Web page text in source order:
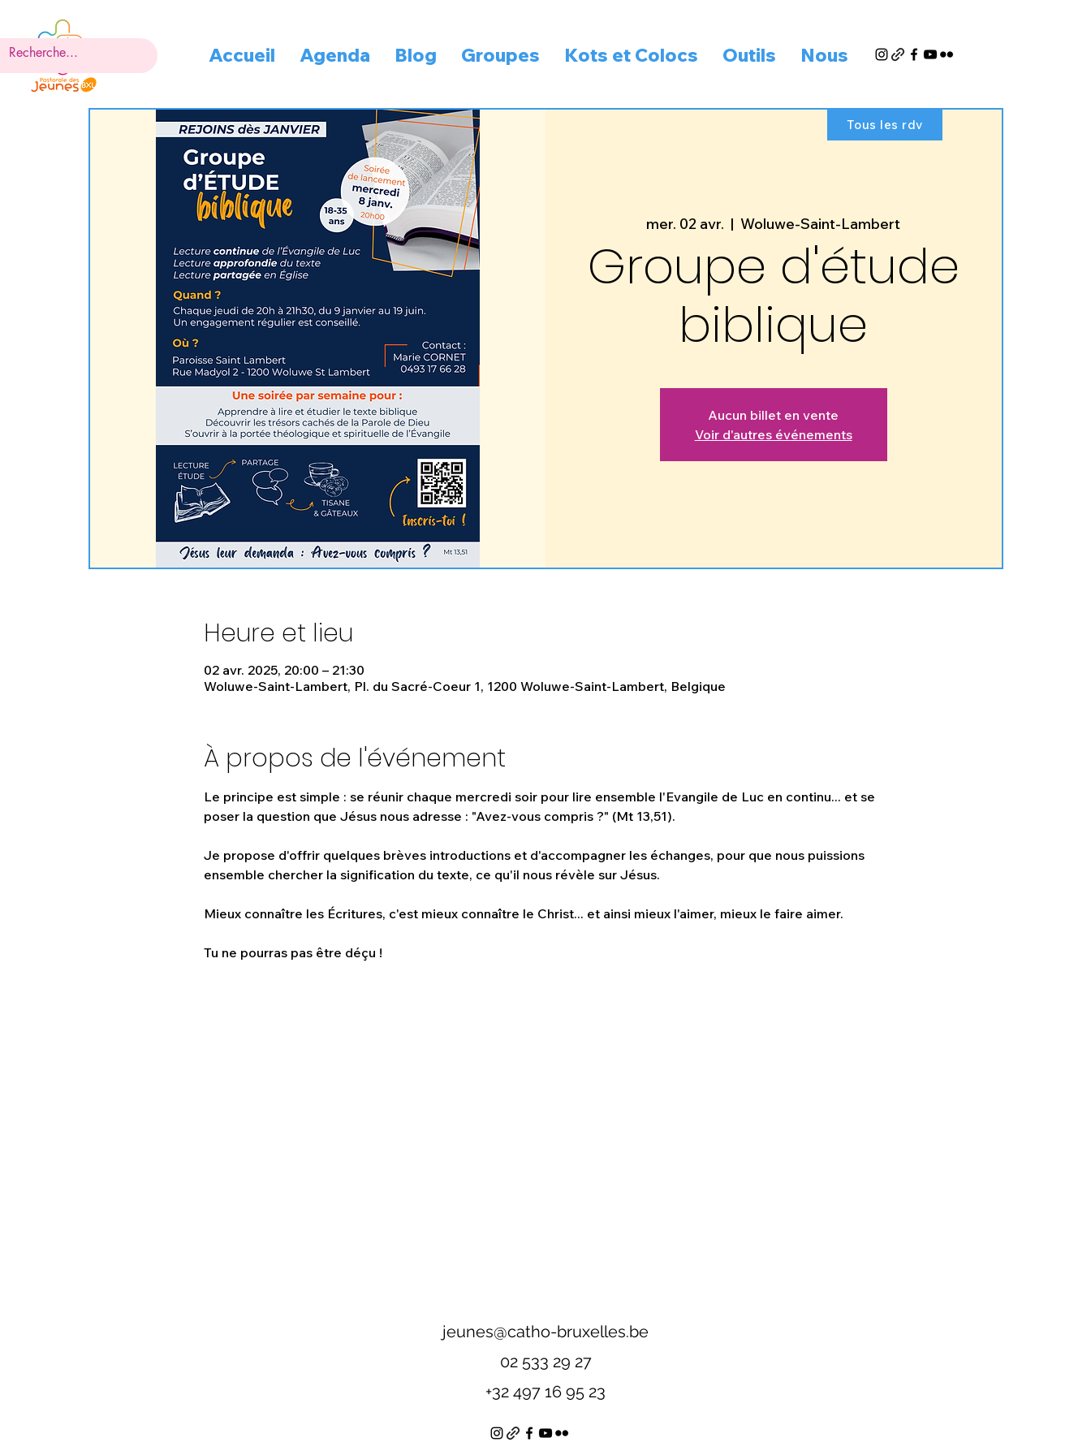
Accueil Agenda Blog Groupes Kots et Colocs Outils Nous
mer. 02 avr.
  |
Woluwe-Saint-Lambert
Groupe d'étude
biblique
Aucun billet en vente
Voir d'autres événements
Heure et lieu
02 avr. 2025, 20:00 – 21:30
Woluwe-Saint-Lambert, Pl. du Sacré-Coeur 1, 1200 Woluwe-Saint-Lambert, Belgique
À propos de l'événement
Le principe est simple : se réunir chaque mercredi soir pour lire ensemble l'Evangile de Luc en continu... et se
poser la question que Jésus nous adresse : "Avez-vous compris ?" (Mt 13,51).
Je propose d'offrir quelques brèves introductions et d'accompagner les échanges, pour que nous puissions
ensemble chercher la signification du texte, ce qu'il nous révèle sur Jésus.
Mieux connaître les Écritures, c'est mieux connaître le Christ... et ainsi mieux l'aimer, mieux le faire aimer.
Tu ne pourras pas être déçu !
Tous les rdv
jeunes@catho-bruxelles.be
02 533 29 27
+32 497 16 95 23